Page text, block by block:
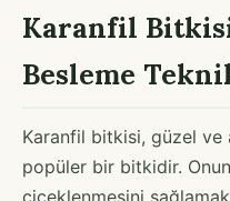
Karanfil
Besleme
Karanfil bitkisi, güzel ve
popüler bir bitkidir.
çiçeklenmesini